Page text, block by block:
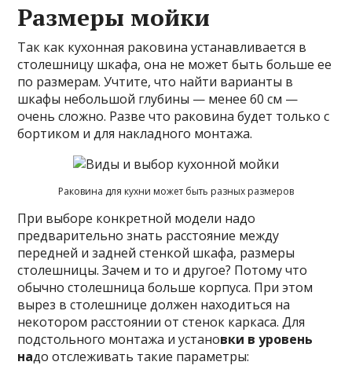
Размеры мойки
Так как кухонная раковина устанавливается в
столешницу шкафа, она не может быть больше ее
по размерам. Учтите, что найти варианты в
шкафы небольшой глубины — менее 60 см —
очень сложно. Разве что раковина будет только с
бортиком и для накладного монтажа.
Раковина для кухни может быть разных размеров
При выборе конкретной модели надо
предварительно знать расстояние между
передней и задней стенкой шкафа, размеры
столешницы. Зачем и то и другое? Потому что
обычно столешница больше корпуса. При этом
вырез в столешнице должен находиться на
некотором расстоянии от стенок каркаса. Для
подстольного монтажа и установки в уровень
надо отслеживать такие параметры: